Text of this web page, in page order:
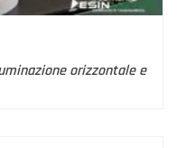
orizzontale e